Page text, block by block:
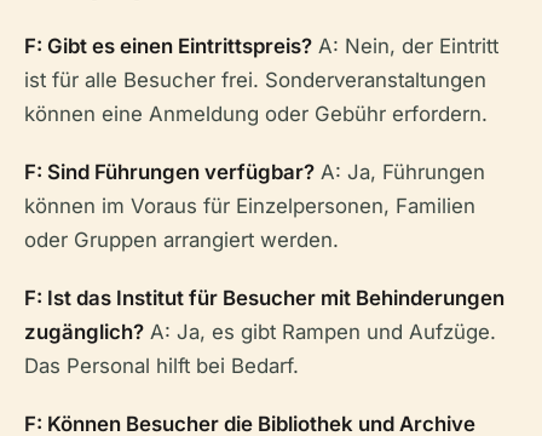
F: Gibt es einen Eintrittspreis? A: Nein, der Eintritt
ist für alle Besucher frei. Sonderveranstaltungen
können eine Anmeldung oder Gebühr erfordern.
F: Sind Führungen verfügbar? A: Ja, Führungen
können im Voraus für Einzelpersonen, Familien
oder Gruppen arrangiert werden.
F: Ist das Institut für Besucher mit Behinderungen
zugänglich? A: Ja, es gibt Rampen und Aufzüge.
Das Personal hilft bei Bedarf.
F: Können Besucher die Bibliothek und Archive